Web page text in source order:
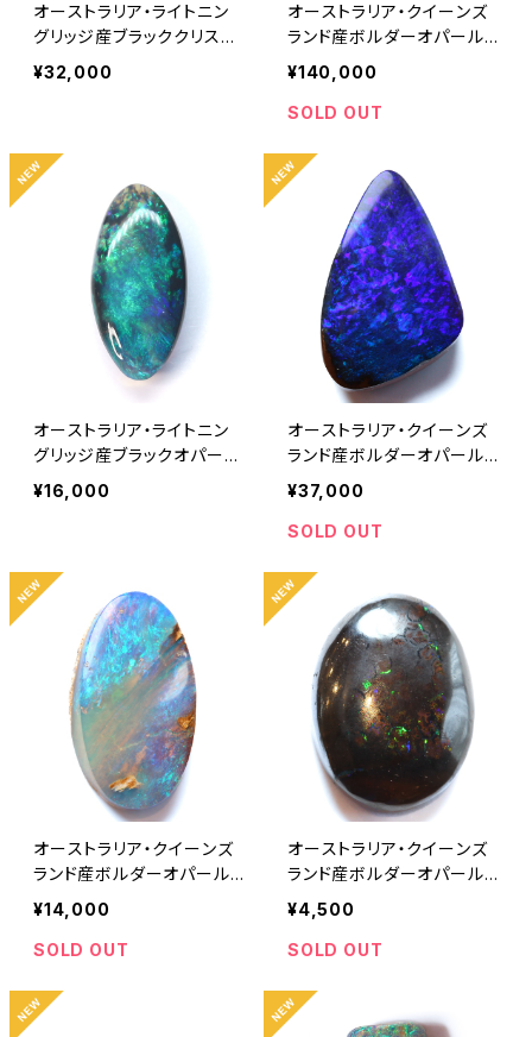
オーストラリア・ライトニン
グリッジ産ブラッククリスタ
ルオパール 0.54ct
¥32,000
オーストラリア・クイーンズ
ランド産ボルダーオパール
8.50ct
¥140,000
SOLD OUT
オーストラリア・ライトニン
グリッジ産ブラックオパール
0.38ct
¥16,000
オーストラリア・クイーンズ
ランド産ボルダーオパール
3.70ct
¥37,000
SOLD OUT
オーストラリア・クイーンズ
ランド産ボルダーオパール
2.00ct
¥14,000
SOLD OUT
オーストラリア・クイーンズ
ランド産ボルダーオパール
2.45ct
¥4,500
SOLD OUT